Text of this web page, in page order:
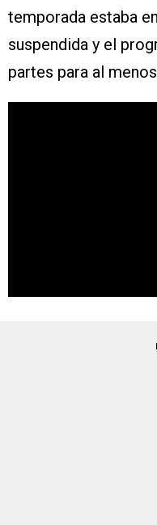
temporada estaba
suspendida y el
partes para al